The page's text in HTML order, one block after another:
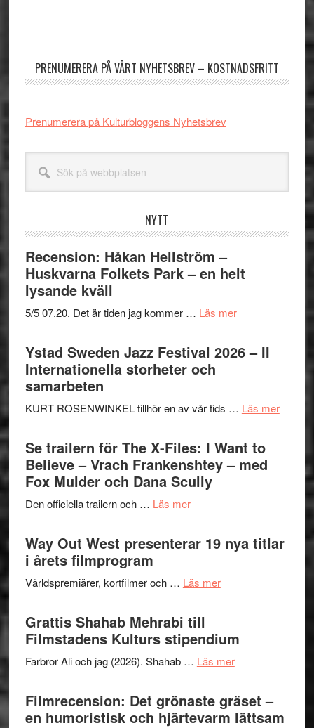
PRENUMERERA PÅ VÅRT NYHETSBREV – KOSTNADSFRITT
Prenumerera på Kulturbloggens Nyhetsbrev
webbplatsen
NYTT
Recension: Håkan Hellström –
Huskvarna Folkets Park – en helt
lysande kväll
5/5 07.20. Det är tiden jag kommer … Läs merom
Håkan
Hellström
Folkets
–
en
Ystad Sweden Jazz Festival 2026 – II
Internationella storheter och
samarbeten
KURT ROSENWINKEL tillhör en av vår tids … Läs merom
Festival
Se trailern för The X-Files: I Want to
Believe – Vrach Frankenshtey – med
Fox Mulder och Dana Scully
Den officiella trailern och … Läs merom
trailern
för
X-
I
Want
to
Believe
Vrach
Frankenshtey
Way Out West presenterar 19 nya titlar
i årets filmprogram
Världspremiärer, kortfilmer och … Läs merom
presenterar
19
titlar
i
Grattis Shahab Mehrabi till
Filmstadens Kulturs stipendium
Farbror Ali och jag (2026). Shahab … Läs merom
Shahab
Mehrabi
Filmrecension: Det grönaste gräset –
en humoristisk och hjärtevarm lättsam